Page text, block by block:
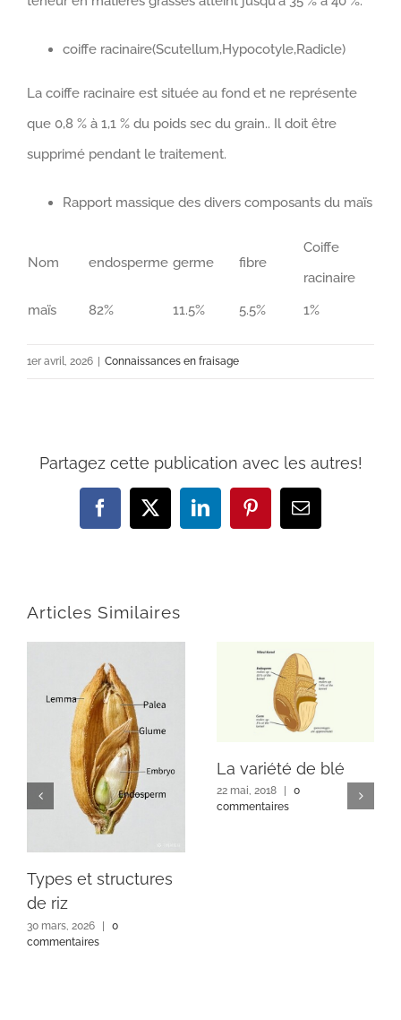
coiffe racinaire(Scutellum,Hypocotyle,Radicle)
La coiffe racinaire est située au fond et ne représente
que 0,8 % à 1,1 % du poids sec du grain.. Il doit être
supprimé pendant le traitement.
Rapport massique des divers composants du maïs
Nom endosperme germe fibre
Coiffe
racinaire
maïs
82% 11.5% 5.5% 1%
1er avril, 2026 Connaissances en fraisage
Partagez cette publication avec les autres!
Facebook
X LinkedInPinterest
E-
mail
Articles Similaires
Types et structures
de riz
30 mars, 2026 |
0
commentaires
La variété de blé
22 mai, 2018
0
commentaires